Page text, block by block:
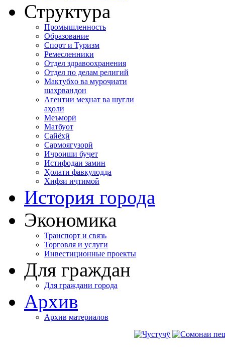
Структура
Промышленность
Образование
Спорт и Туризм
Ремесленники
Отдел здравоохранения
Отдел по делам религий
Мактубҳо ва муроҷиати
шаҳрвандон
Агентии меҳнат ва шуғли
аҳолӣ
Меъморӣ
Матбуот
Сайёҳӣ
Сармоягузорӣ
Иҷроиши буҷет
Истифодаи замин
Ҳолати фавқулодда
Хифзи иҷтимоӣ
История города
Экономика
Транспорт и связь
Торговля и услуги
Инвестиционные проекты
Для граждан
Для граждани города
Архив
Архив материалов